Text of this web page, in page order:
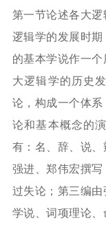
第一节论述各大
逻辑学的发展时
的基本学说作一
大逻辑学的历史
论，构成一个体
论和基本概念的
有：名、辞、说
强进、郑伟宏撰
过失论；第三编
学说、词项理论、